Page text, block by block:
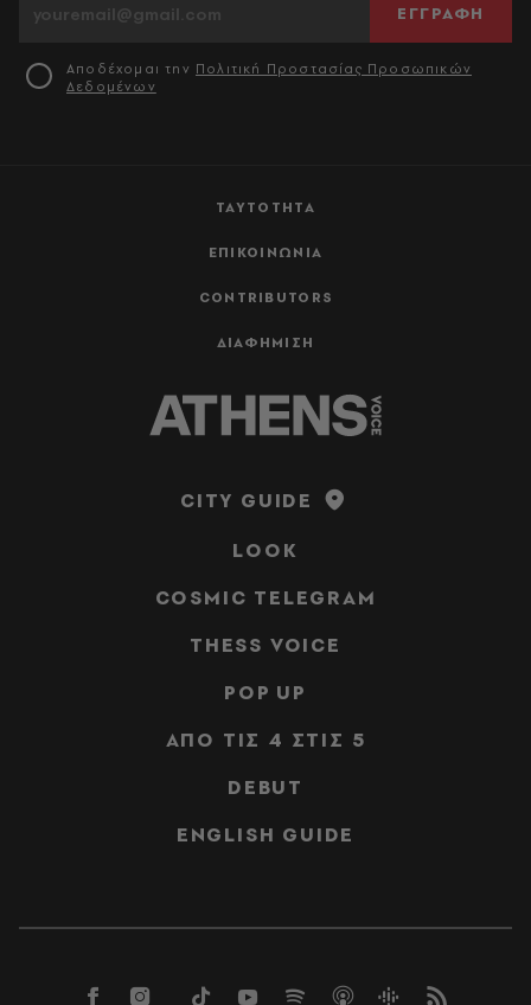
ΤΑΥΤΟΤΗΤΑ
ΕΠΙΚΟΙΝΩΝΙΑ
CONTRIBUTORS
ΔΙΑΦΗΜΙΣΗ
ΕΓΓΡΑΦΗ
Αποδέχομαι την Πολιτική Προστασίας Προσωπικών
Δεδομένων
CITY GUIDE
LOOK
COSMIC TELEGRAM
THESS VOICE
POP UP
ΑΠΟ ΤΙΣ 4 ΣΤΙΣ 5
DEBUT
ENGLISH GUIDE